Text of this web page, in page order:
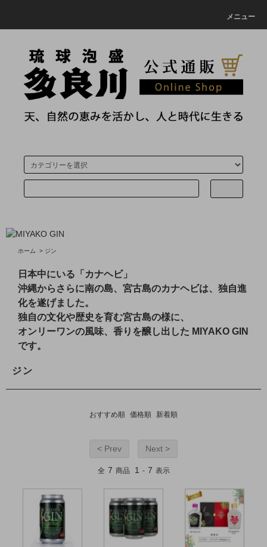
メニュー
ホーム > ジン
日本中にいる「カナヘビ」
沖縄からさらに南の島、宮古島のカナヘビは、独自進
化を遂げました。
独自の文化や歴史を育む宮古島の様に、
オンリーワンの風味、香りを醸し出した MIYAKO GIN
です。
ジン
おすすめ順 価格順 新着順
< Prev Next >
全 7 商品 1 - 7 表示